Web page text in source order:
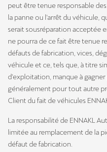
peut être tenue responsable
la panne ou l'arrêt du véhicule,
serait sousréparation acceptée
ne pourra de ce fait être tenue
défauts de fabrication, vices,
véhicule et ce, tels que, à titre
d'exploitation, manque à
généralement pour tout autre
Client du fait de véhicules
La responsabilité de ENNAKL
limitée au remplacement de la
défaut de fabrication.